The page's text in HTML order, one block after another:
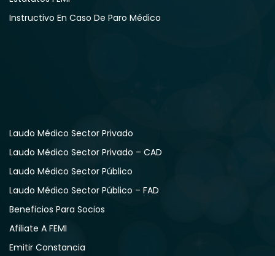
Instructivo En Caso De Paro Médico
Laudo Médico Sector Privado
Laudo Médico Sector Privado – CAD
Laudo Médico Sector Público
Laudo Médico Sector Público – FAD
Beneficios Para Socios
Afiliate A FEMI
Emitir Constancia